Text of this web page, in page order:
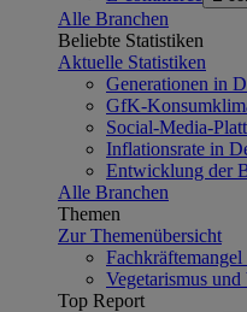
Alle Branchen
Beliebte Statistiken
Aktuelle Statistiken
Generationen in
GfK-
Social-Media-
Inflationsrate in
Entwicklung der
Alle Branchen
Themen
Zur Themenübersicht
Vegetarismus
Top Report